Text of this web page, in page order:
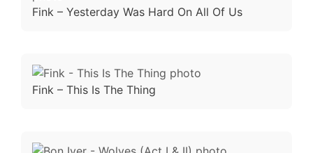
Fink – Yesterday Was Hard On All Of Us
Fink – This Is The Thing